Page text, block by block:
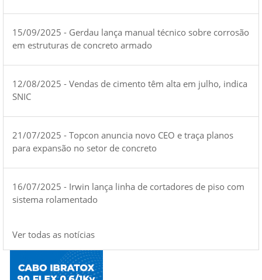
15/09/2025 - Gerdau lança manual técnico sobre corrosão
em estruturas de concreto armado
12/08/2025 - Vendas de cimento têm alta em julho, indica
SNIC
21/07/2025 - Topcon anuncia novo CEO e traça planos
para expansão no setor de concreto
16/07/2025 - Irwin lança linha de cortadores de piso com
sistema rolamentado
Ver todas as notícias